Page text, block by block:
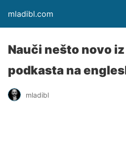
mladibl.com
Nauči nešto novo
podkasta na
mladibl